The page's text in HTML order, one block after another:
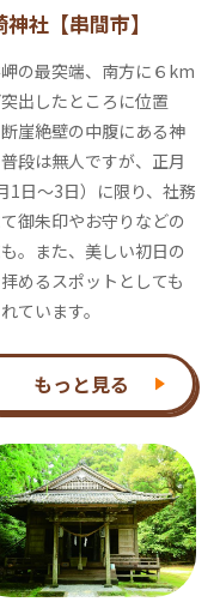
社【串間市】
の最突端、南方に６km
出したところに位置
崖絶壁の中腹にある神
段は無人ですが、正月
1日～3日）に限り、社務
御朱印やお守りなどの
。また、美しい初日の
めるスポットとしても
ています。
もっと見る